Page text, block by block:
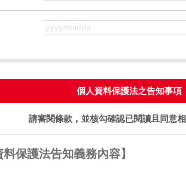
個人資料保護法之告知事項
請審閱條款，並核勾確認已閱讀且同意
保護法告知義務內容】